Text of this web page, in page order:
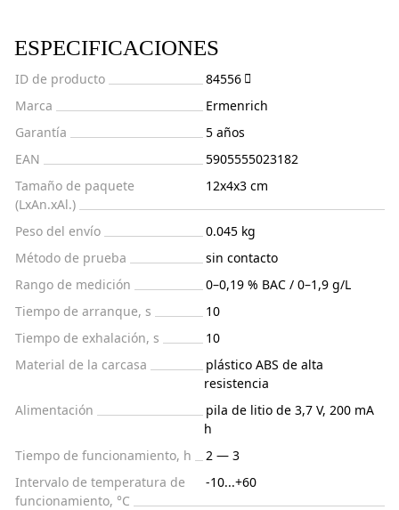
ESPECIFICACIONES
ID de producto
84556
Marca
Ermenrich
Garantía
5 años
EAN
5905555023182
Tamaño de paquete
(LxAn.xAl.)
12x4x3 cm
Peso del envío
0.045 kg
Método de prueba
sin contacto
Rango de medición
0–0,19 % BAC / 0–1,9 g/L
Tiempo de arranque, s
10
Tiempo de exhalación, s
10
Material de la carcasa
plástico ABS de alta
resistencia
Alimentación
pila de litio de 3,7 V, 200 mA
h
Tiempo de funcionamiento, h
2 — 3
Intervalo de temperatura de
funcionamiento, °C
-10...+60